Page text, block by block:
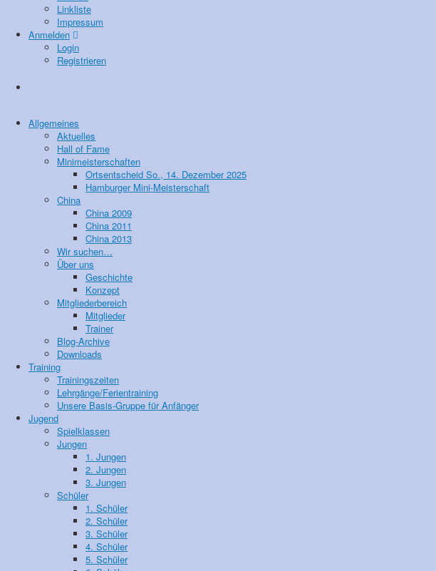
Linkliste
Impressum
Anmelden
Login
Registrieren
Allgemeines
Aktuelles
Hall of Fame
Minimeisterschaften
Ortsentscheid So., 14. Dezember 2025
Hamburger Mini-Meisterschaft
China
China 2009
China 2011
China 2013
Wir suchen…
Über uns
Geschichte
Konzept
Mitgliederbereich
Mitglieder
Trainer
Blog-Archive
Downloads
Training
Trainingszeiten
Lehrgänge/Ferientraining
Unsere Basis-Gruppe für Anfänger
Jugend
Spielklassen
Jungen
1. Jungen
2. Jungen
3. Jungen
Schüler
1. Schüler
2. Schüler
3. Schüler
4. Schüler
5. Schüler